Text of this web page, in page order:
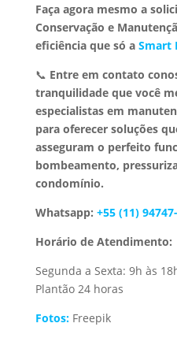
Faça agora mesmo a
Conservação e
eficiência que só a Smart
📞 Entre em contato
tranquilidade que você
especialistas em
para oferecer soluções
asseguram o perfeito
bombeamento,
condomínio.
Whatsapp: +55 (11)
Horário de Atendimento:
Segunda a Sexta: 9h às
Plantão 24 horas
Fotos:Freepik